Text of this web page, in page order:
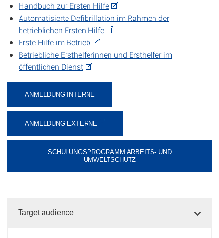
Handbuch zur Ersten Hilfe
Automatisierte Defibrillation im Rahmen der
betrieblichen Ersten Hilfe
Erste Hilfe im Betrieb
Betriebliche Ersthelferinnen und Ersthelfer im
öffentlichen Dienst
ANMELDUNG INTERNE
ANMELDUNG EXTERNE
SCHULUNGSPROGRAMM ARBEITS- UND
UMWELTSCHUTZ
Target audience